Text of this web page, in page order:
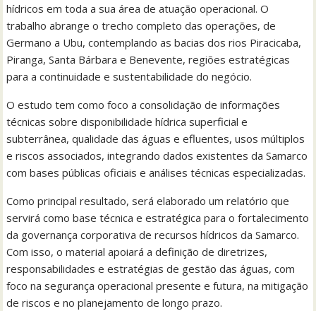
hídricos em toda a sua área de atuação operacional. O
trabalho abrange o trecho completo das operações, de
Germano a Ubu, contemplando as bacias dos rios Piracicaba,
Piranga, Santa Bárbara e Benevente, regiões estratégicas
para a continuidade e sustentabilidade do negócio.
O estudo tem como foco a consolidação de informações
técnicas sobre disponibilidade hídrica superficial e
subterrânea, qualidade das águas e efluentes, usos múltiplos
e riscos associados, integrando dados existentes da Samarco
com bases públicas oficiais e análises técnicas especializadas.
Como principal resultado, será elaborado um relatório que
servirá como base técnica e estratégica para o fortalecimento
da governança corporativa de recursos hídricos da Samarco.
Com isso, o material apoiará a definição de diretrizes,
responsabilidades e estratégias de gestão das águas, com
foco na segurança operacional presente e futura, na mitigação
de riscos e no planejamento de longo prazo.